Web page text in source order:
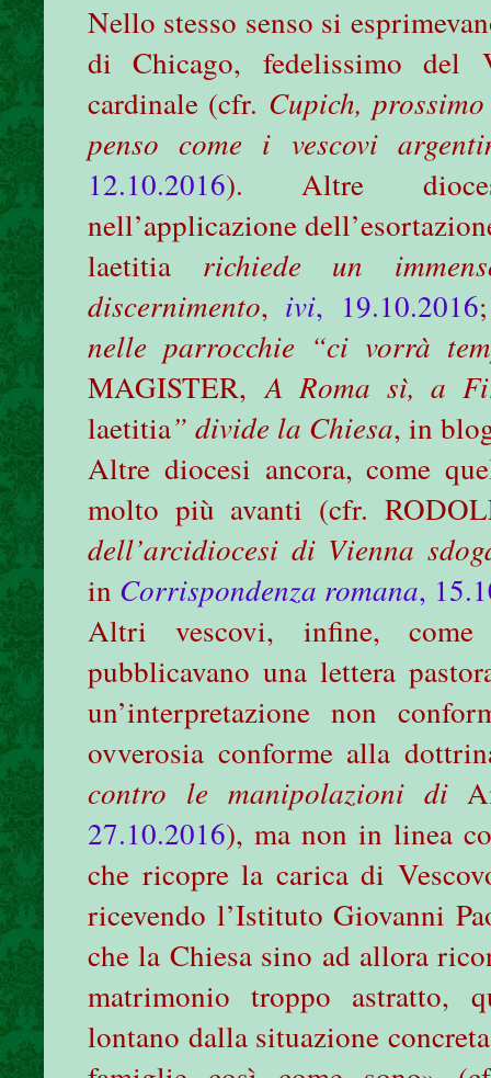
Nello stesso senso si
di Chicago, fedelissimo del
cardinale (cfr. Cupich,
penso come i vescovi
12.10.2016). Altre
nell’applicazione
laetitia richiede un
discernimento, ivi, 19.10.2016
nelle parrocchie “ci vorrà
MAGISTER,A Roma sì, a
laetitia” divide la Chiesa, in
Altre diocesi ancora, come
molto più avanti (cfr.
dell’arcidiocesi di Vienna
in Corrispondenza romana,
Altri vescovi, infine,
pubblicavano una lettera
un’interpretazione non
ovverosia conforme alla
contro le manipolazioni di
27.10.2016), ma non in linea
che ricopre la carica di
ricevendo l’Istituto Giovanni
che la Chiesa sino ad allora
matrimonio troppo astratto,
lontano dalla situazione